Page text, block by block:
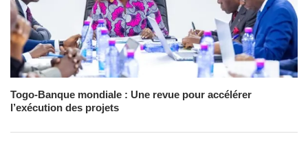
Togo-Banque mondiale : Une revue pour accélérer
l’exécution des projets